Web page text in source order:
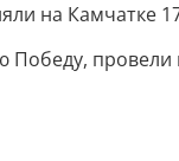
на Камчатке
Победу,